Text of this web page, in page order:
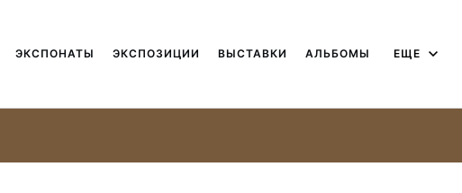
ЭКСПОНАТЫ ЭКСПОЗИЦИИ ВЫСТАВКИ АЛЬБОМЫ ЕЩЕ